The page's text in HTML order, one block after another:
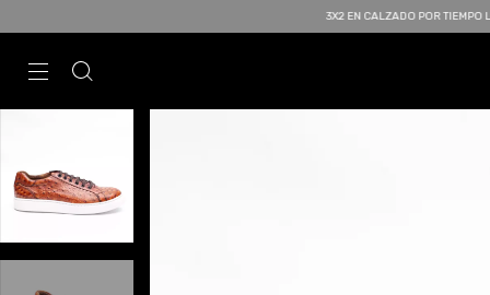
3X2 EN CALZADO POR TIEMPO LIMITADO |